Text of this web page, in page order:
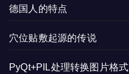
德国人的特点
穴位贴敷起源的传说
PyQt+PIL处理转换图片格式